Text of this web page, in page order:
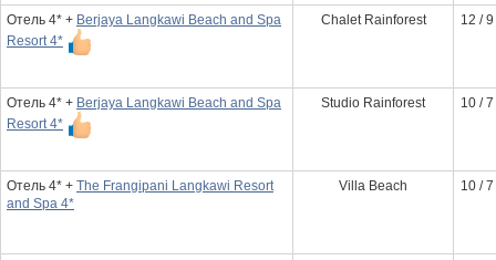
Отель 4* + Berjaya Langkawi Beach and Spa
Resort 4*
Chalet Rainforest 12 / 9
Отель 4* + Berjaya Langkawi Beach and Spa
Resort 4*
Studio Rainforest 10 / 7
Отель 4* + The Frangipani Langkawi Resort
and Spa 4*
Villa Beach 10 / 7